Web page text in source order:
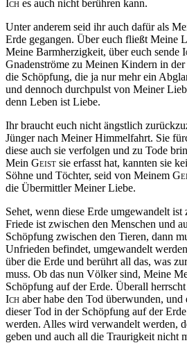
Ich es auch nicht berühren kann.
Unter anderem seid ihr auch dafür als
Erde gegangen. Über euch fließt Meine
Meine Barmherzigkeit, über euch sende
Gnadenströme zu Meinen Kindern in
die Schöpfung, die ja nur mehr ein
und dennoch durchpulst von Meiner
denn Leben ist Liebe.
Ihr braucht euch nicht ängstlich
Jünger nach Meiner Himmelfahrt. Sie
diese auch sie verfolgen und zu Tode
Mein Geist sie erfasst hat, kannten sie
Söhne und Töchter, seid von Meinem
die Übermittler Meiner Liebe.
Sehet, wenn diese Erde umgewandelt
Friede ist zwischen den Menschen und
Schöpfung zwischen den Tieren, dann
Unfrieden befindet, umgewandelt
über die Erde und berührt all das, was
muss. Ob das nun Völker sind, Meine
Schöpfung auf der Erde. Überall
Ich aber habe den Tod überwunden, und
dieser Tod in der Schöpfung auf der
werden. Alles wird verwandelt werden,
geben und auch all die Traurigkeit nicht